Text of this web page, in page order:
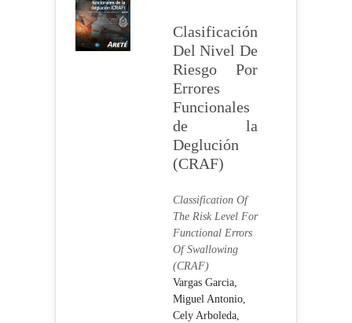
Clasificación
Del Nivel De
Riesgo Por
Errores
Funcionales
de la
Deglución
(CRAF)
Classification Of
The Risk Level For
Functional Errors
Of Swallowing
(CRAF)
Vargas Garcia,
Miguel Antonio,
Cely Arboleda,